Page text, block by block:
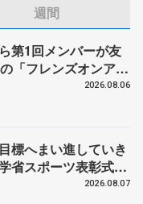
週間
第1回メンバーが友
「フレンズオンアイ
ん、有川梨絵さん、
2026.08.06
標へまい進していき
省スポーツ表彰式で
2026.08.07